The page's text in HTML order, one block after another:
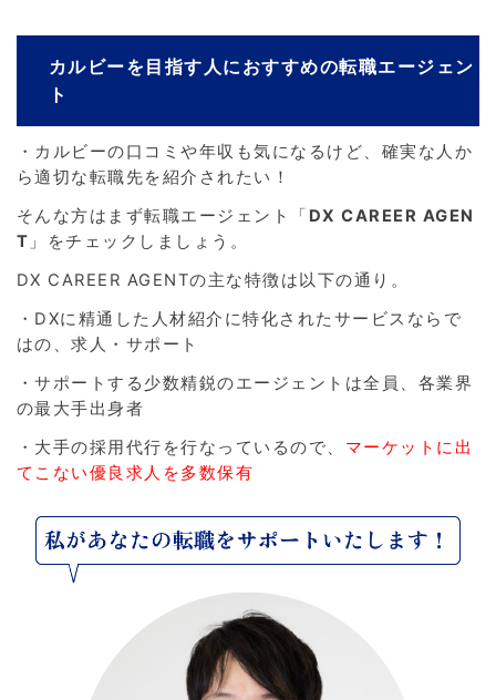
カルビーを目指す人におすすめの転職エージェン
ト
・カルビーの口コミや年収も気になるけど、確実な人か
ら適切な転職先を紹介されたい！
そんな方はまず転職エージェント「 DX CAREER AGEN
T 」をチェックしましょう。
DX CAREER AGENTの主な特徴は以下の通り。
・DXに精通した人材紹介に特化されたサービスならで
はの、求人・サポート
・サポートする少数精鋭のエージェントは全員、各業界
の最大手出身者
・大手の採用代行を行なっているので、 マーケットに出
てこない優良求人を多数保有